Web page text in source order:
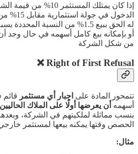
إذا كان يمتلك المستثمر
الدخول في
له الحق ببيع 1.5% من النسبة
أو بإمكانه بيع كامل أسهمه في حال وجد أن
من شكل الشركة
Right of First Refusal ❌
تتمحور المادة على اجبار أي مستثمر
أسهمه أن يعرضها أولًا على الملاك
بنسب مماثلة لملكيتهم في الشركة،
الحصص وقتها يمكنه بيعها لمستثمر
مثال: